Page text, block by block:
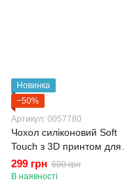
Новинка
−50%
Артикул: 0057780
Чохол силіконовий Soft
Touch з 3D принтом для
Samsung Galaxy S25
молочний (Повний захист
299 грн 600 грн
В наявності